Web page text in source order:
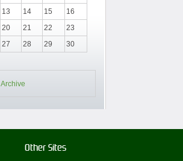
13 14 15
16
20 21 22
23
27 28 29
30
Archive
Other Sites